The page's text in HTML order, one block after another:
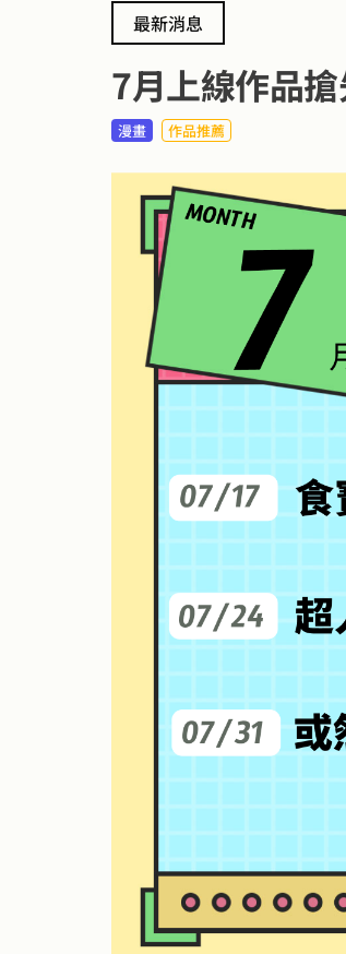
最新消息
7月上線作品
漫畫 作品推薦